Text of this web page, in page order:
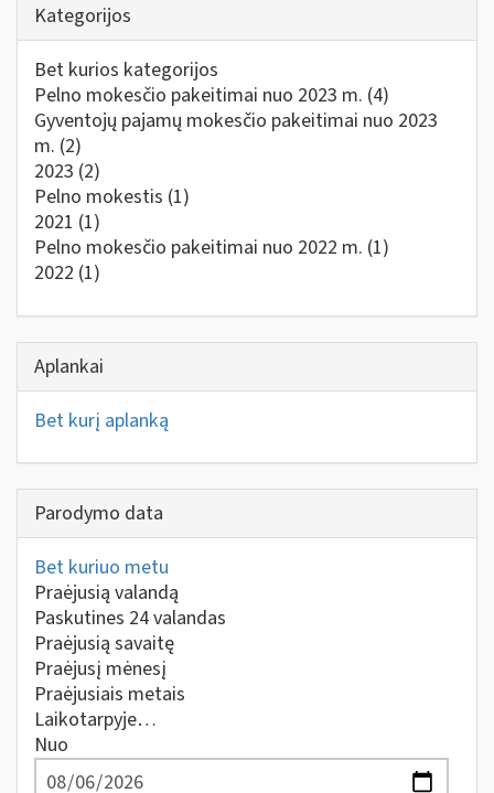
Kategorijos
Bet kurios kategorijos
Pelno mokesčio pakeitimai nuo 2023 m. (4)
Gyventojų pajamų mokesčio pakeitimai nuo 2023
m. (2)
2023 (2)
Pelno mokestis (1)
2021 (1)
Pelno mokesčio pakeitimai nuo 2022 m. (1)
2022 (1)
Aplankai
Bet kurį aplanką
Parodymo data
Bet kuriuo metu
Praėjusią valandą
Paskutines 24 valandas
Praėjusią savaitę
Praėjusį mėnesį
Praėjusiais metais
Laikotarpyje…
Nuo